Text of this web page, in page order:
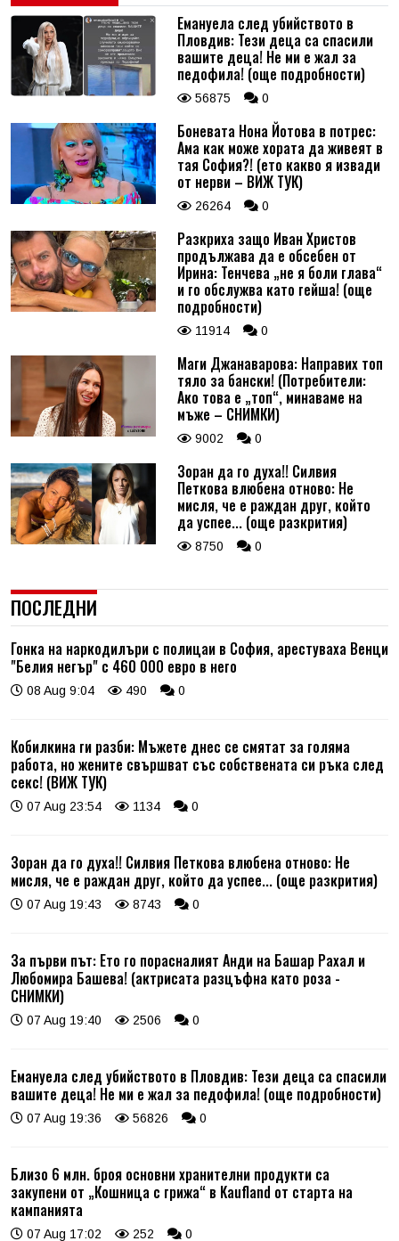
Емануела след убийството в
Пловдив: Тези деца са спасили
вашите деца! Не ми е жал за
педофила! (още подробности)
56875 0
Боневата Нона Йотова в потрес:
Ама как може хората да живеят в
тая София?! (ето какво я извади
от нерви – ВИЖ ТУК)
26264 0
Разкриха защо Иван Христов
продължава да е обсебен от
Ирина: Тенчева „не я боли глава“
и го обслужва като гейша! (още
подробности)
11914 0
Маги Джанаварова: Направих топ
тяло за бански! (Потребители:
Ако това е „топ“, минаваме на
мъже – СНИМКИ)
9002 0
Зоран да го духа!! Силвия
Петкова влюбена отново: Не
мисля, че е раждан друг, който
да успее... (още разкрития)
8750 0
ПОСЛЕДНИ
Гонка на наркодилъри с полицаи в София, арестуваха Венци
"Белия негър" с 460 000 евро в него
08 Aug 9:04 490 0
Кобилкина ги разби: Мъжете днес се смятат за голяма
работа, но жените свършват със собствената си ръка след
секс! (ВИЖ ТУК)
07 Aug 23:54 1134 0
Зоран да го духа!! Силвия Петкова влюбена отново: Не
мисля, че е раждан друг, който да успее... (още разкрития)
07 Aug 19:43 8743 0
За първи път: Ето го порасналият Анди на Башар Рахал и
Любомира Башева! (актрисата разцъфна като роза -
СНИМКИ)
07 Aug 19:40 2506 0
Емануела след убийството в Пловдив: Тези деца са спасили
вашите деца! Не ми е жал за педофила! (още подробности)
07 Aug 19:36 56826 0
Близо 6 млн. броя основни хранителни продукти са
закупени от „Кошница с грижа“ в Kaufland от старта на
кампанията
07 Aug 17:02 252 0